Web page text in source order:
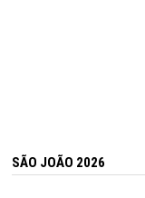
SÃO JOÃO 2026